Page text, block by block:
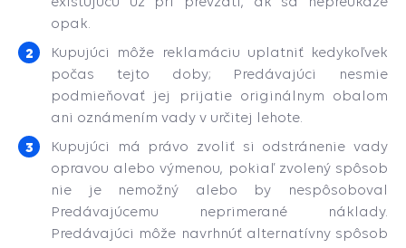
opak.
Kupujúci môže reklamáciu uplatniť kedykoľvek
počas tejto doby; Predávajúci nesmie
podmieňovať jej prijatie originálnym obalom
ani oznámením vady v určitej lehote.
Kupujúci má právo zvoliť si odstránenie vady
opravou alebo výmenou, pokiaľ zvolený spôsob
nie je nemožný alebo by nespôsoboval
Predávajúcemu neprimerané náklady.
Predávajúci môže navrhnúť alternatívny spôsob